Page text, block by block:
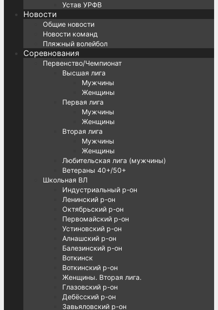
Устав УРФВ
Новости
Общие новости
Новости команд
Пляжный волейбол
Соревнования
Первенство/Чемпионат
Высшая лига
Мужчины
Женщины
Первая лига
Мужчины
Женщины
Вторая лига
Мужчины
Женщины
Любительская лига (мужчины)
Ветераны 40+/50+
Школьная ВЛ
Индустриальный р-он
Ленинский р-он
Октябрьский р-он
Первомайский р-он
Устиновский р-он
Алнашский р-он
Балезинский р-он
Воткинск
Воткинский р-он
Женщины. Вторая лига.
Глазовский р-он
Дебёсский р-он
Завьяловский р-он